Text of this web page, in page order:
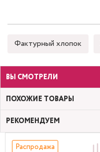
Фактурный хлопок
ВЫ СМОТРЕЛИ
ПОХОЖИЕ ТОВАРЫ
РЕКОМЕНДУЕМ
Распродажа